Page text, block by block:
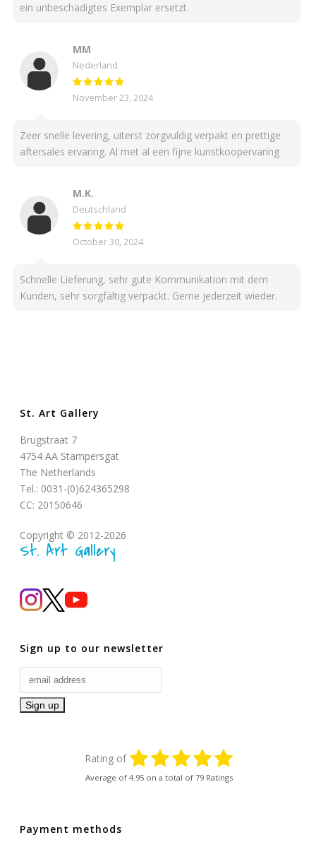
ein unbeschädigtes Exemplar ersetzt.
MM
Nederland
November 23, 2024
Zeer snelle levering, uiterst zorgvuldig verpakt en prettige
aftersales ervaring. Al met al een fijne kunstkoopervaring
M.K.
Deutschland
October 30, 2024
Schnelle Lieferung, sehr gute Kommunikation mit dem
Kunden, sehr sorgfältig verpackt. Gerne jederzeit wieder.
St. Art Gallery
Brugstraat 7
4754 AA Stampersgat
The Netherlands
Tel.: 0031-(0)624365298
CC: 20150646
Copyright © 2012-2026
St. Art Gallery
Sign up to our newsletter
Rating of
Average of 4.95 on a total of 79 Ratings
Payment methods